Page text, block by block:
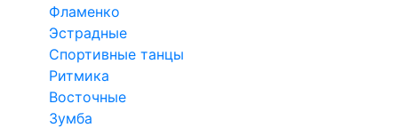
Фламенко
Эстрадные
Спортивные танцы
Ритмика
Восточные
Зумба